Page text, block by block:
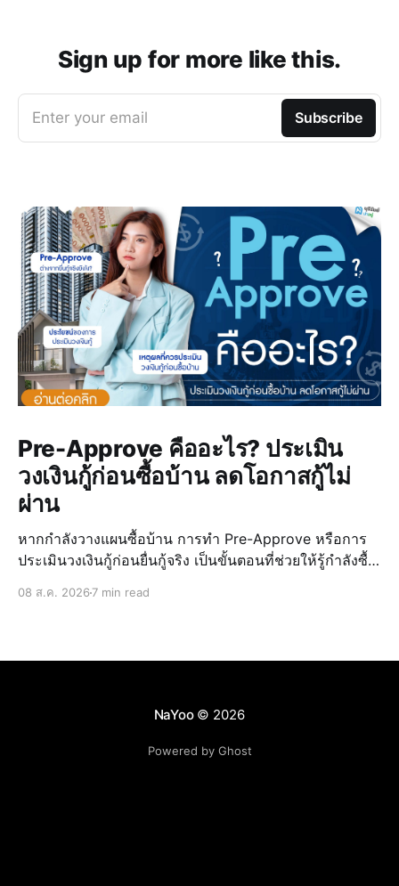
Sign up for more like this.
Enter your email Subscribe
Pre-Approve คืออะไร? ประเมิน
วงเงินกู้ก่อนซื้อบ้าน ลดโอกาสกู้ไม่
ผ่าน
หากกำลังวางแผนซื้อบ้าน การทำ Pre-Approve หรือการ
ประเมินวงเงินกู้ก่อนยื่นกู้จริง เป็นขั้นตอนที่ช่วยให้รู้กำลังซื้อ
08 ส.ค. 2026 7 min read
NaYoo© 2026
Powered by Ghost